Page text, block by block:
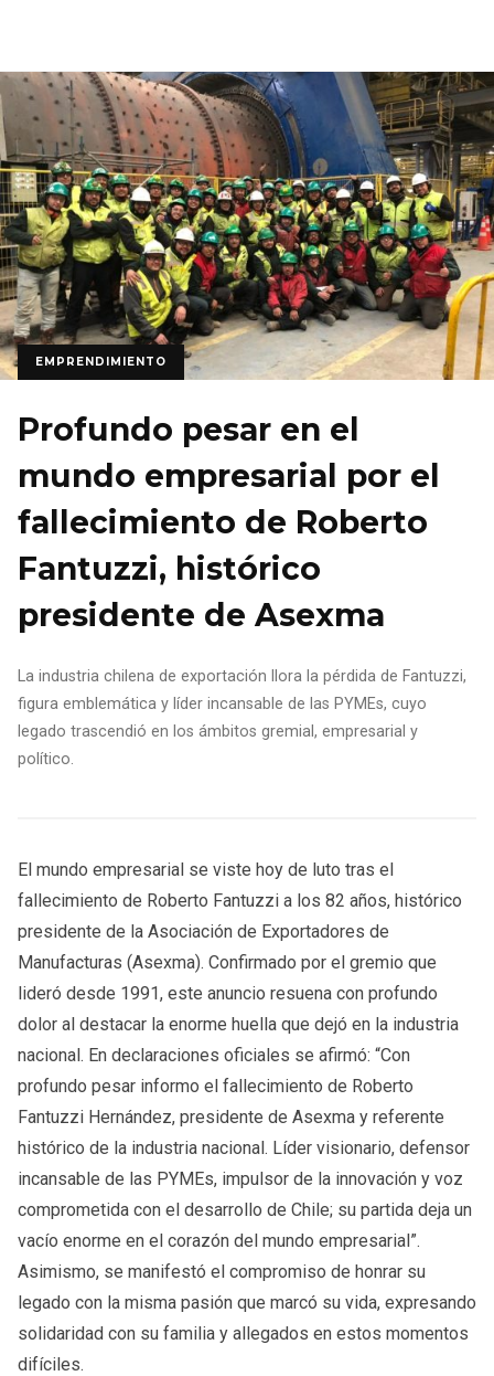
EMPRENDIMIENTO
Profundo pesar en el
mundo empresarial por el
fallecimiento de Roberto
Fantuzzi, histórico
presidente de Asexma
La industria chilena de exportación llora la pérdida de Fantuzzi,
figura emblemática y líder incansable de las PYMEs, cuyo
legado trascendió en los ámbitos gremial, empresarial y
político.
El mundo empresarial se viste hoy de luto tras el
fallecimiento de Roberto Fantuzzi a los 82 años, histórico
presidente de la Asociación de Exportadores de
Manufacturas (Asexma). Confirmado por el gremio que
lideró desde 1991, este anuncio resuena con profundo
dolor al destacar la enorme huella que dejó en la industria
nacional. En declaraciones oficiales se afirmó: “Con
profundo pesar informo el fallecimiento de Roberto
Fantuzzi Hernández, presidente de Asexma y referente
histórico de la industria nacional. Líder visionario, defensor
incansable de las PYMEs, impulsor de la innovación y voz
comprometida con el desarrollo de Chile; su partida deja un
vacío enorme en el corazón del mundo empresarial”.
Asimismo, se manifestó el compromiso de honrar su
legado con la misma pasión que marcó su vida, expresando
solidaridad con su familia y allegados en estos momentos
difíciles.